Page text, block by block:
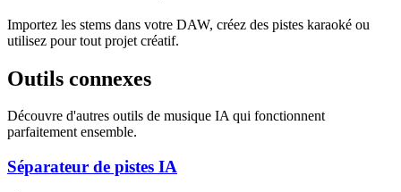
Importez les stems dans votre DAW, créez des pistes karaoké ou
utilisez pour tout projet créatif.
Outils connexes
Découvre d'autres outils de musique IA qui fonctionnent
parfaitement ensemble.
Séparateur de pistes IA